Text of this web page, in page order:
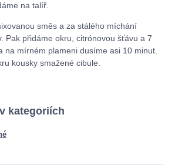
na talíř.
směs a za stálého míchání
Pak přidáme okru, citrónovou šťávu a 7
na mírném plameni dusíme asi 10 minut.
kousky smažené cibule.
kategoriích